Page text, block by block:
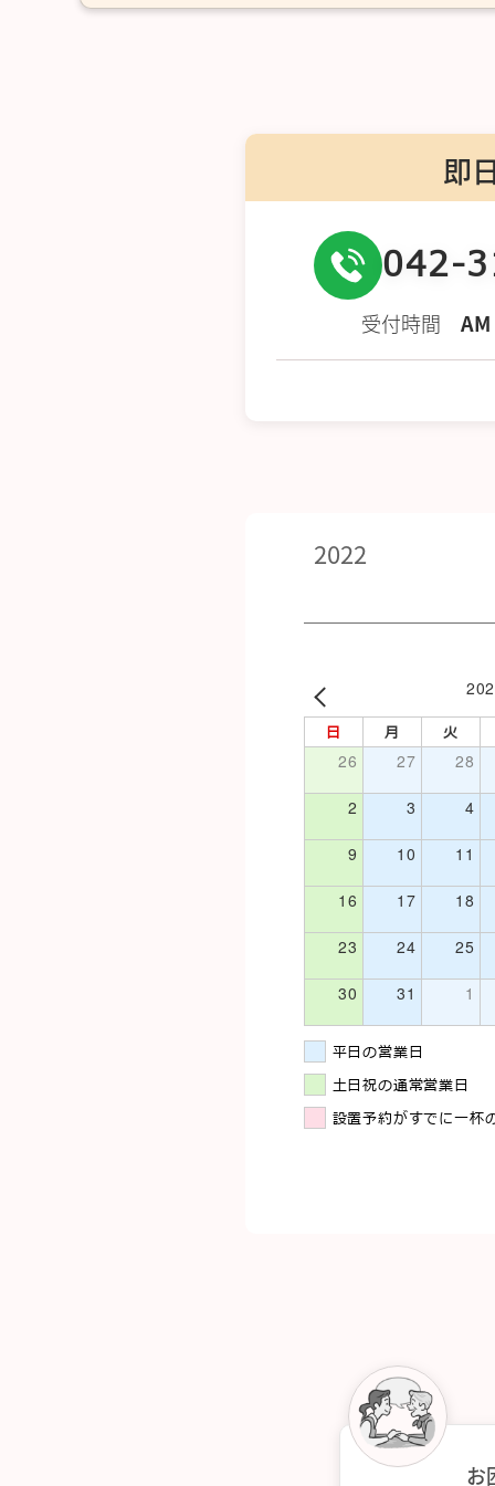
即
042-
受付時間
2022
日 月 火
26 27 28
2 3 4
9 10 11
16 17 18
23 24 25
30 31 1
平日の営業日
土日祝の通常営業日
設置予約がすでに一杯
お